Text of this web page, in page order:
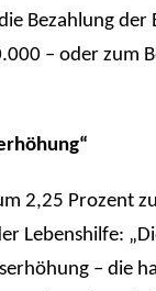
Bezahlung der
– oder zum
2,25 Prozent
Lebenshilfe:
– die